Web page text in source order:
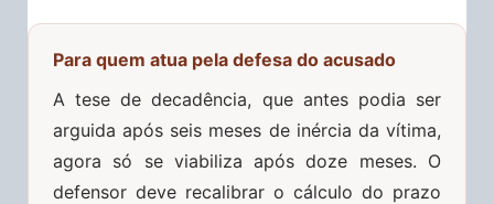
Para quem atua pela defesa do acusado
A tese de decadência, que antes podia ser
arguida após seis meses de inércia da vítima,
agora só se viabiliza após doze meses. O
defensor deve recalibrar o cálculo do prazo